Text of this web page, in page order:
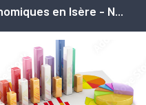
en Isère - N...